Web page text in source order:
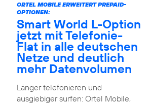
ORTEL MOBILE ERWEITERT PREPAID-
OPTIONEN:
Smart World L-Option
jetzt mit Telefonie-
Flat in alle deutschen
Netze und deutlich
mehr Datenvolumen
Länger telefonieren und
ausgiebiger surfen: Ortel Mobile,